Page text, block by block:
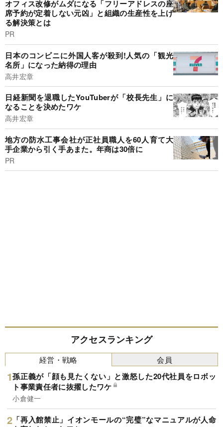
オフィス改修がムダになる「フリーアドレスの座
席予約が定着しない元凶」と組織の生産性を上げ
る解決策とは
PR
日本のコンビニに外国人客が殺到!人気の「観光
名所」になった納得の理由
高井宏章
日経新聞を退職したYouTuberが「校長先生」に
なることを決めたワケ
高井宏章
地方の防水工事会社が正社員職人を60人育て大
手企業から引く手あまた。年商は30倍に
PR
アクセスランキング
経営・戦略
孫正義が「顔も見たくない」と激怒した20代社員をロボッ
ト事業責任者に抜擢したワケ
小倉健一
「再入館禁止」イオンモールの“完璧”なマニュアルが人命
会員